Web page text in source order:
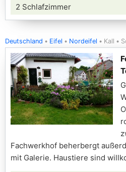
2 Schlafzimmer
Deutschland Eifel Nordeifel Kall
Fachwerkhof beherbergt
mit Galerie. Haustiere sind